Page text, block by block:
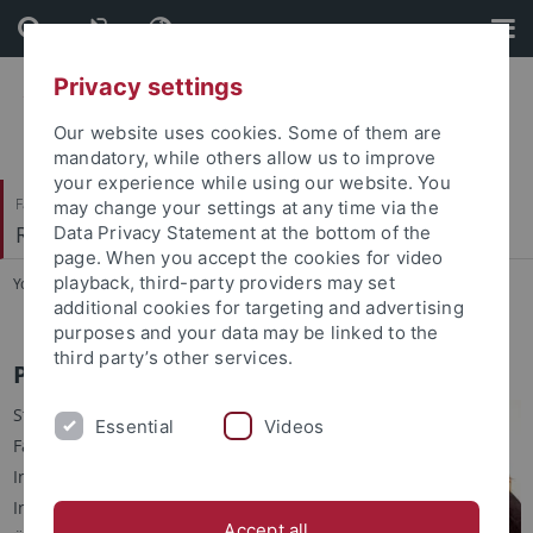
Skip
to
content
Skip
to
footer
Faculty of Humanities
Romanisches Seminar
You are here: Home ... Prof. Dr. Bettina Kluge
Prof. Dr. Bettina Kluge
Stiftung Universität Hildesheim,
Fachbereich III – Sprach- und
Informationswissenschaften,
Institut für
Privacy settings
Our website uses cookies. Some of them are
mandatory, while others allow us to improve
your experience while using our website. You
may change your settings at any time via the
Data Privacy Statement at the bottom of the
page. When you accept the cookies for video
playback, third-party providers may set
additional cookies for targeting and advertising
purposes and your data may be linked to the
third party’s other services.
Essential Videos